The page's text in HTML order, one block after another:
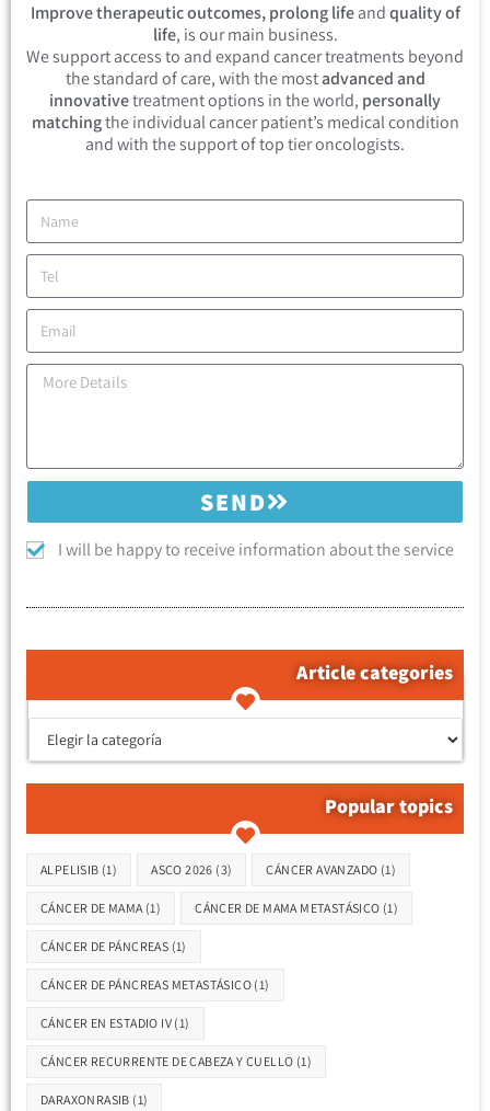
Improve therapeutic outcomes, prolong lifeandquality of
life, is our main business.
We support access to and expand cancer treatments beyond
the standard of care, with the mostadvanced and
innovativetreatment options in the world, personally
matchingthe individual cancer patient’s medical condition
and with the support of top tier oncologists.
I will be happy to receive information about the service
SEND
Article categories
Popular topics
ALPELISIB (1) ASCO 2026 (3) CÁNCER AVANZADO (1)
CÁNCER DE MAMA(1) CÁNCER DE MAMA METASTÁSICO (1)
CÁNCER DE PÁNCREAS (1)
CÁNCER DE PÁNCREAS METASTÁSICO (1)
CÁNCER EN ESTADIO IV (1)
CÁNCER RECURRENTE DE CABEZA Y CUELLO (1)
DARAXONRASIB (1)